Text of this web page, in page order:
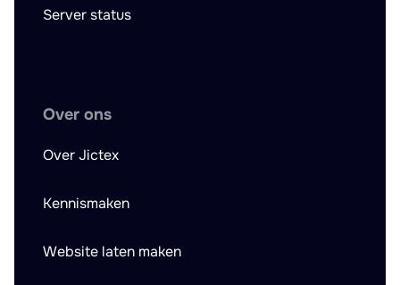
Server status
Over ons
Over Jictex
Kennismaken
Website laten maken